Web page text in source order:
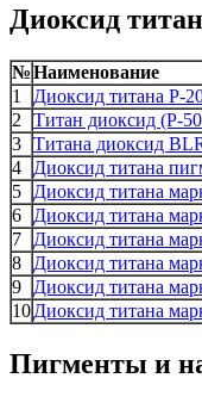
Диоксид
№Наименование
1
Диоксид титана Р-
2
Титан диоксид (Р-
3 Титана диоксид
4
Диоксид титана
5
Диоксид титана
6
Диоксид титана
7
Диоксид титана
8
Диоксид титана
9
Диоксид титана
10Диоксид титана
Пигменты и